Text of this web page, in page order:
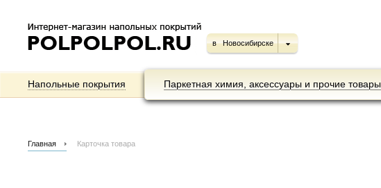
в Новосибирске
Напольные покрытия Паркетная химия, аксессуары и прочие товары
Главная Карточка товара